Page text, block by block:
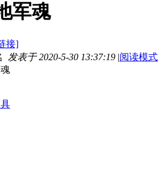
军魂
接]
发表于 2020-5-30 13:37:19 |阅读模式